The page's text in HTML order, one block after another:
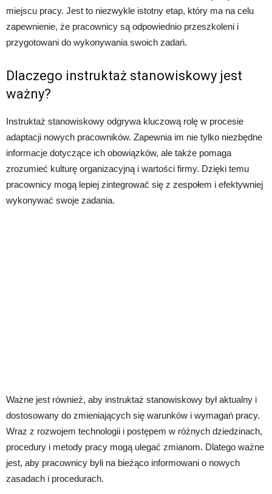
miejscu pracy. Jest to niezwykle istotny etap, który ma na celu
zapewnienie, że pracownicy są odpowiednio przeszkoleni i
przygotowani do wykonywania swoich zadań.
Dlaczego instruktaż stanowiskowy jest
ważny?
Instruktaż stanowiskowy odgrywa kluczową rolę w procesie
adaptacji nowych pracowników. Zapewnia im nie tylko niezbędne
informacje dotyczące ich obowiązków, ale także pomaga
zrozumieć kulturę organizacyjną i wartości firmy. Dzięki temu
pracownicy mogą lepiej zintegrować się z zespołem i efektywniej
wykonywać swoje zadania.
Ważne jest również, aby instruktaż stanowiskowy był aktualny i
dostosowany do zmieniających się warunków i wymagań pracy.
Wraz z rozwojem technologii i postępem w różnych dziedzinach,
procedury i metody pracy mogą ulegać zmianom. Dlatego ważne
jest, aby pracownicy byli na bieżąco informowani o nowych
zasadach i procedurach.